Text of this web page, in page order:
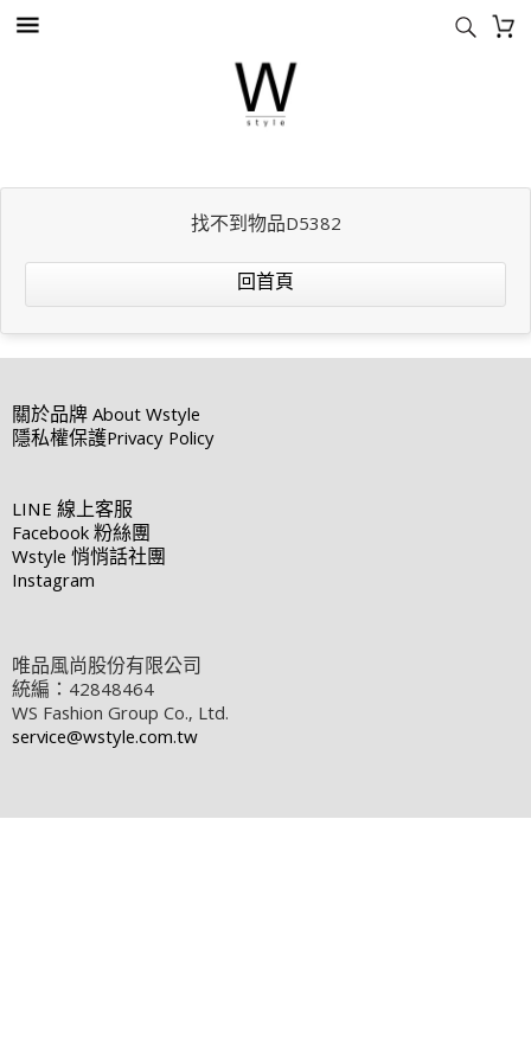
找不到物品D5382
回首頁
關於品牌About Wstyle
隱私權保護Privacy Policy
LINE線上客服
Facebook粉絲團
Wstyle悄悄話社團
Instagram
唯品風尚股份有限公司
統編：42848464
WS Fashion Group Co., Ltd.
service@wstyle.com.tw